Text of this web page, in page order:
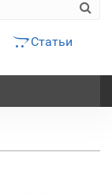
Статьи